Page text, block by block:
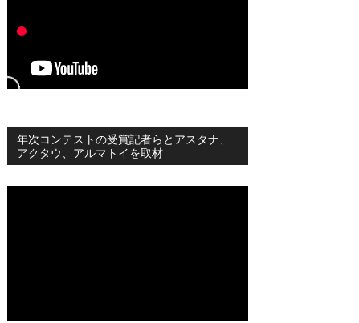
年次コンテストの受賞記者らとアスタナ、
アクタウ、アルマトイを取材